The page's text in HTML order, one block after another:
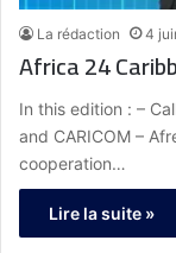
La rédaction 4
Africa 24
In this edition : –
and CARICOM –
cooperation…
Lire la suite »